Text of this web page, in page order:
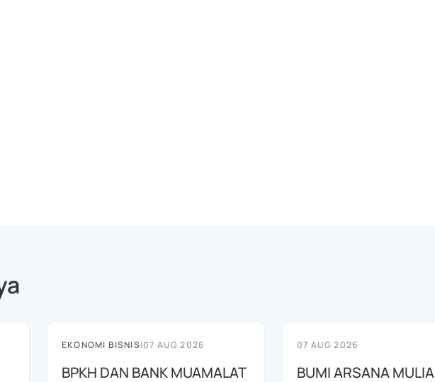
EKONOMI BISNIS|07 AUG 2026
BPKH DAN BANK MUAMALAT
07 AUG 2026
BUMI ARSANA MULIA